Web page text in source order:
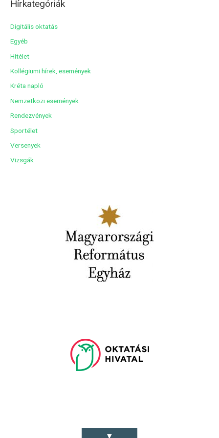
h
m
Hírkategóriák
Digitális oktatás
Egyéb
Hitélet
Kollégiumi hírek, események
Kréta napló
Nemzetközi események
Rendezvények
Sportélet
Versenyek
Vizsgák